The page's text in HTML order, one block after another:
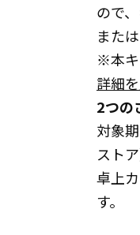
ので
また
※本キ
詳細
2つの
対象
スト
卓上
す。